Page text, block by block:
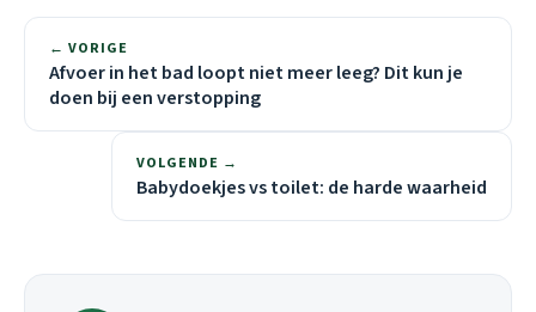
← VORIGE
Afvoer in het bad loopt niet meer leeg? Dit kun je
doen bij een verstopping
VOLGENDE →
Babydoekjes vs toilet: de harde waarheid